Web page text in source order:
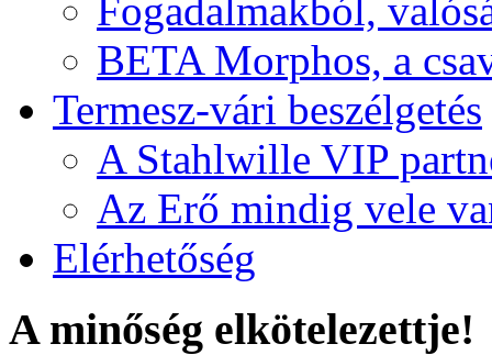
Fogadalmakból,
BETA Morphos, a
Termesz-vári beszélgetés
A Stahlwille VIP
Az Erő mindig vele
Elérhetőség
A minőség elkötelezettje!